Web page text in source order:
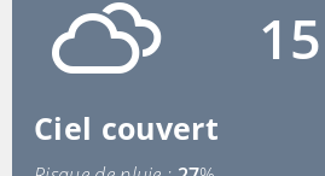
15
Ciel couvert